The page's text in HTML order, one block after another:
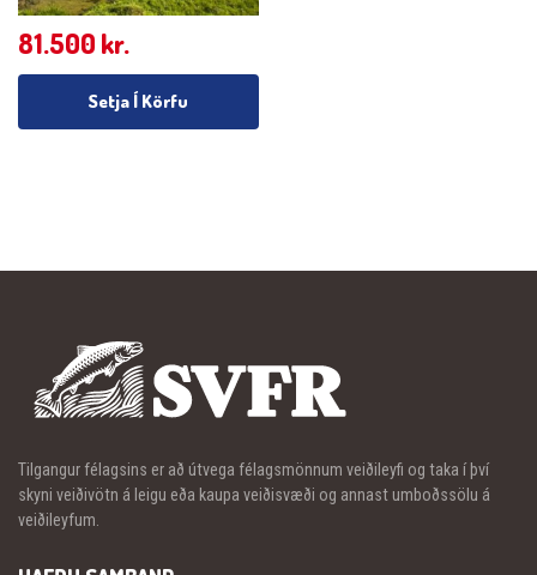
81.500 kr.
Setja Í Körfu
Tilgangur félagsins er að útvega félagsmönnum veiðileyfi og taka í því
skyni veiðivötn á leigu eða kaupa veiðisvæði og annast umboðssölu á
veiðileyfum.